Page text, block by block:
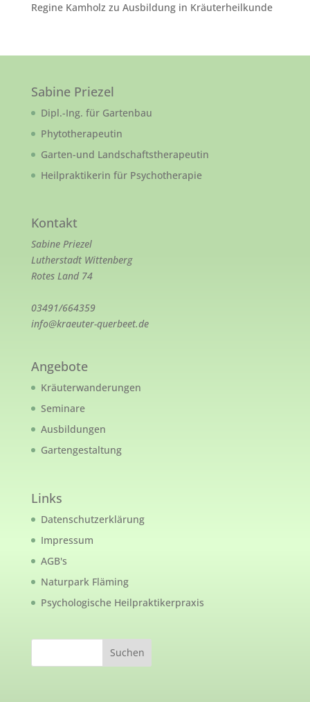
Regine Kamholz zu Ausbildung in Kräuterheilkunde
Sabine Priezel
Dipl.-Ing. für Gartenbau
Phytotherapeutin
Garten-und Landschaftstherapeutin
Heilpraktikerin für Psychotherapie
Kontakt
Sabine Priezel
Lutherstadt Wittenberg
Rotes Land 74
03491/664359
info@kraeuter-querbeet.de
Angebote
Kräuterwanderungen
Seminare
Ausbildungen
Gartengestaltung
Links
Datenschutzerklärung
Impressum
AGB's
Naturpark Fläming
Psychologische Heilpraktikerpraxis